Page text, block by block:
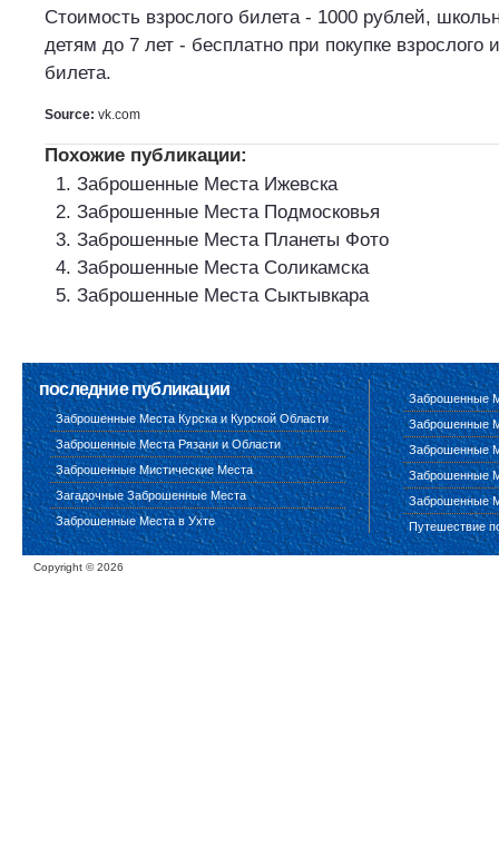
Стоимость взрослого билета - 1000 рублей,
детям до 7 лет - бесплатно при покупке взрослого
билета.
Source: vk.com
Похожие публикации:
Заброшенные Места Ижевска
Заброшенные Места Подмосковья
Заброшенные Места Планеты Фото
Заброшенные Места Соликамска
Заброшенные Места Сыктывкара
последние публикации
Заброшенные Места Курска и Курской Области
Заброшенные Места Рязани и Области
Заброшенные Мистические Места
Загадочные Заброшенные Места
Заброшенные Места в Ухте
Заброшенные
Заброшенные
Заброшенные
Заброшенные
Заброшенные
Путешествие
Copyright ©2026